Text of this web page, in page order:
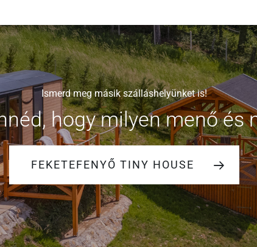
Ismerd meg másik szálláshelyünket is!
hogy milyen menő és
FEKETEFENYŐ TINY HOUSE